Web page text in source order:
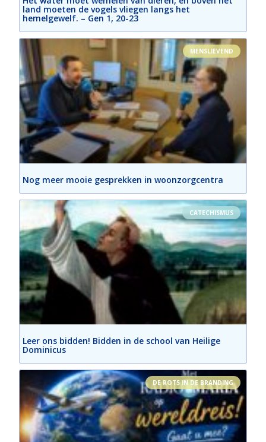
land moeten de vogels vliegen langs het
hemelgewelf. – Gen 1, 20-23
MENSLIEVEND
Nog meer mooie gesprekken in woonzorgcentra
CATECHISMUS
Leer ons bidden! Bidden in de school van Heilige
Dominicus
DE ROTS IN DE BRANDING